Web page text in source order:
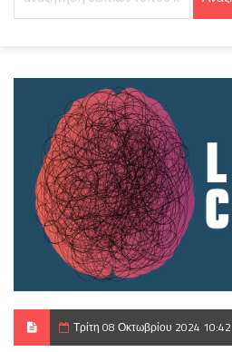
Τρίτη 08 Οκτωβρίου 2024 10:42